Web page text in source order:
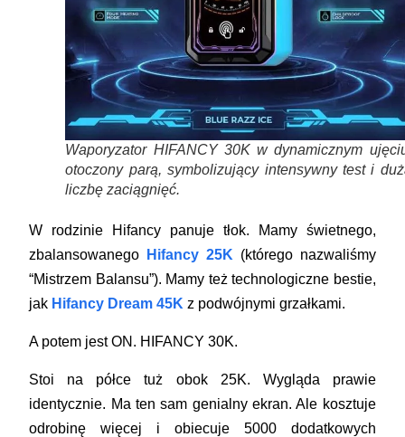
Waporyzator HIFANCY 30K w dynamicznym
otoczony parą, symbolizujący intensywny test i
liczbę zaciągnięć.
W rodzinie Hifancy panuje tłok. Mamy świetnego,
zbalansowanego
Hifancy 25K (którego nazwaliśmy
“Mistrzem Balansu”). Mamy też technologiczne bestie,
jak Hifancy Dream 45K z podwójnymi grzałkami.
A potem jest ON. HIFANCY 30K.
Stoi na półce tuż obok 25K. Wygląda prawie
identycznie. Ma ten sam genialny ekran. Ale kosztuje
odrobinę więcej i obiecuje 5000 dodatkowych